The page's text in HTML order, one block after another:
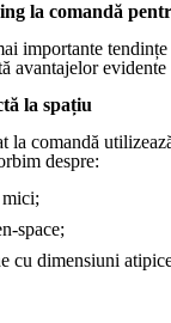
la comandă
importante
avantajelor
la spațiu
la comandă
despre:
mici;
space;
cu dimensiuni